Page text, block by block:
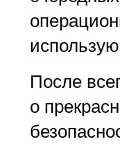
После
о